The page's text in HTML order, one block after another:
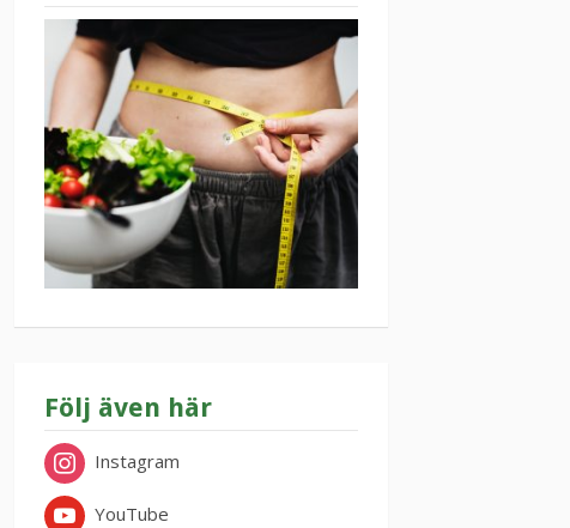
Följ även här
Instagram
YouTube